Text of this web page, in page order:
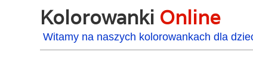
Kolorowanki Online
Witamy na naszych kolorowankach dla